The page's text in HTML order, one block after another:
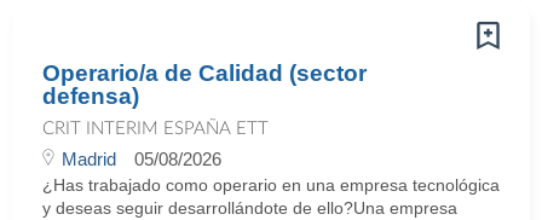
Operario/a de Calidad (sector
defensa)
CRIT INTERIM ESPAÑA ETT
Madrid 05/08/2026
¿Has trabajado como operario en una empresa tecnológica
y deseas seguir desarrollándote de ello?Una empresa